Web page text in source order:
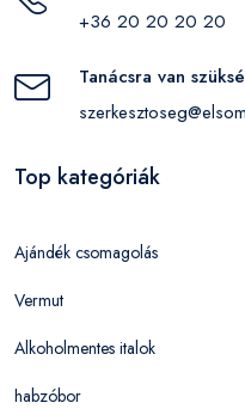
+36 20 20 20 20
Tanácsra van
Top kategóriák
Ajándék csomagolás
Vermut
Alkoholmentes italok
habzóbor